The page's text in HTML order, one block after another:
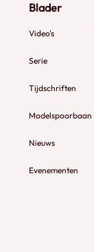
Blader
Video's
Serie
Tijdschriften
Modelspoorbaan
Nieuws
Evenementen